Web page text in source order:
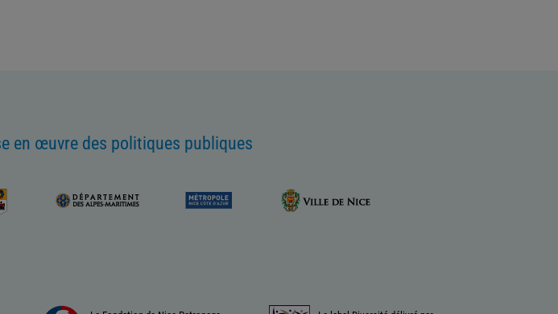
en œuvre des politiques publiques